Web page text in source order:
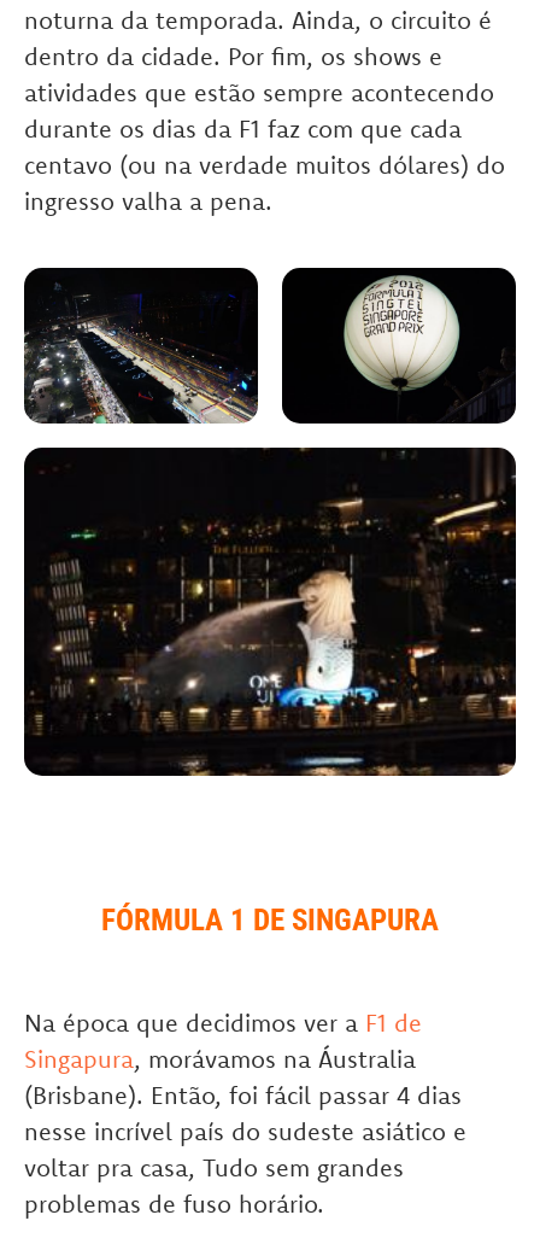
noturna da temporada. Ainda, o circuito é
dentro da cidade. Por fim, os shows e
atividades que estão sempre acontecendo
durante os dias da F1 faz com que cada
centavo (ou na verdade muitos dólares) do
ingresso valha a pena.
FÓRMULA 1 DE SINGAPURA
Na época que decidimos ver a F1 de
Singapura, morávamos na Áustralia
(Brisbane). Então, foi fácil passar 4 dias
nesse incrível país do sudeste asiático e
voltar pra casa, Tudo sem grandes
problemas de fuso horário.